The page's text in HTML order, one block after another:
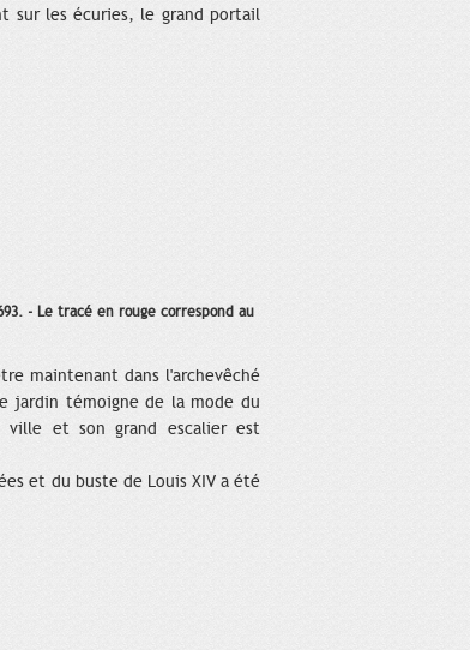
sur les écuries, le grand portail
- Le tracé en rouge correspond au
maintenant dans l'archevêché
jardin témoigne de la mode du
ville et son grand escalier est
et du buste de Louis XIV a été